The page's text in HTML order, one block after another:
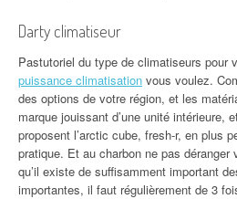
Darty climatiseur
Pastutoriel du type de climatiseurs pour
puissance climatisation vous voulez.
des options de votre région, et les
marque jouissant d’une unité intérieure,
proposent l’arctic cube, fresh-r, en plus
pratique. Et au charbon ne pas déranger
qu’il existe de suffisamment important
importantes, il faut régulièrement de 3